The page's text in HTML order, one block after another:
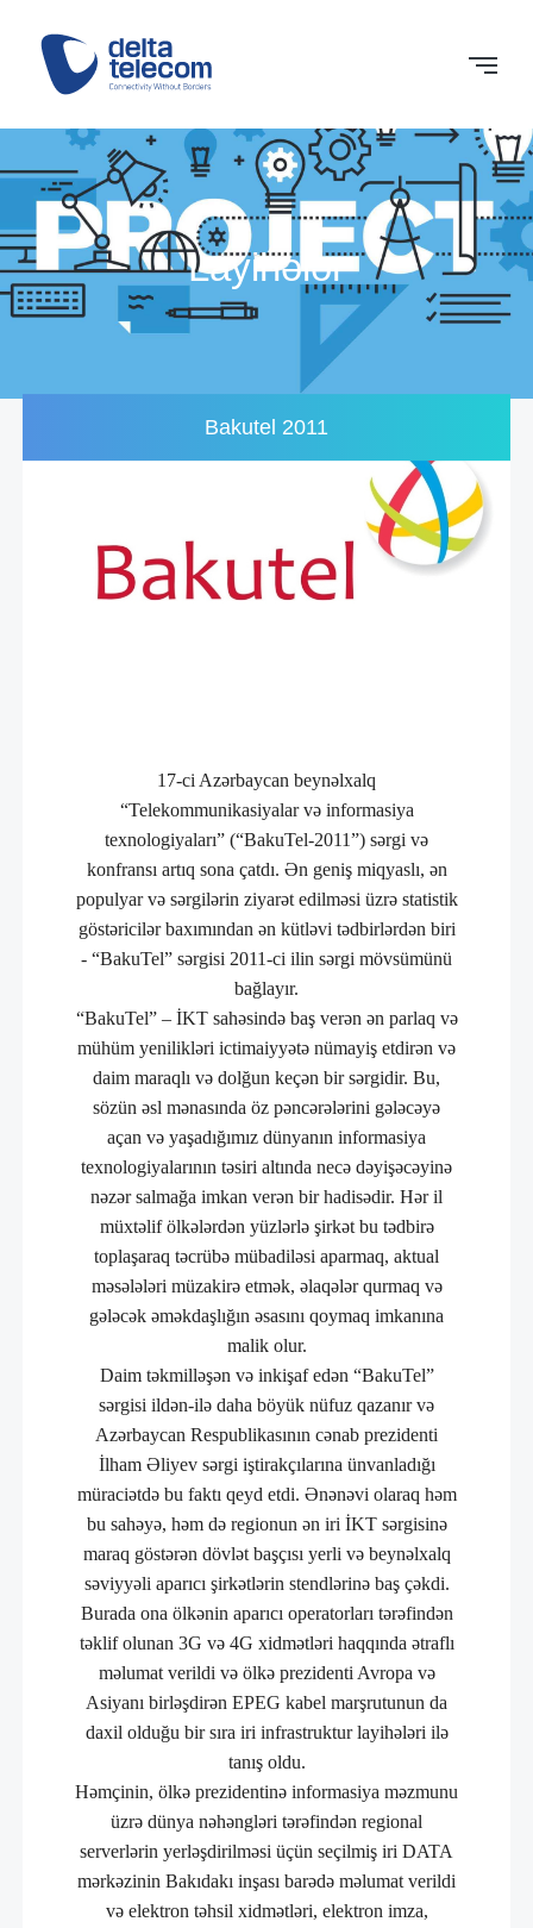
Layihələr
Bakutel 2011
17-ci Azərbaycan beynəlxalq
“Telekommunikasiyalar və informasiya
texnologiyaları” (“BakuTel-2011”) sərgi və
konfransı artıq sona çatdı. Ən geniş miqyaslı, ən
populyar və sərgilərin ziyarət edilməsi üzrə statistik
göstəricilər baxımından ən kütləvi tədbirlərdən biri
- “BakuTel” sərgisi 2011-ci ilin sərgi mövsümünü
bağlayır.
“BakuTel” – İKT sahəsində baş verən ən parlaq və
mühüm yenilikləri ictimaiyyətə nümayiş etdirən və
daim maraqlı və dolğun keçən bir sərgidir. Bu,
sözün əsl mənasında öz pəncərələrini gələcəyə
açan və yaşadığımız dünyanın informasiya
texnologiyalarının təsiri altında necə dəyişəcəyinə
nəzər salmağa imkan verən bir hadisədir. Hər il
müxtəlif ölkələrdən yüzlərlə şirkət bu tədbirə
toplaşaraq təcrübə mübadiləsi aparmaq, aktual
məsələləri müzakirə etmək, əlaqələr qurmaq və
gələcək əməkdaşlığın əsasını qoymaq imkanına
malik olur.
Daim təkmilləşən və inkişaf edən “BakuTel”
sərgisi ildən-ilə daha böyük nüfuz qazanır və
Azərbaycan Respublikasının cənab prezidenti
İlham Əliyev sərgi iştirakçılarına ünvanladığı
müraciətdə bu faktı qeyd etdi. Ənənəvi olaraq həm
bu sahəyə, həm də regionun ən iri İKT sərgisinə
maraq göstərən dövlət başçısı yerli və beynəlxalq
səviyyəli aparıcı şirkətlərin stendlərinə baş çəkdi.
Burada ona ölkənin aparıcı operatorları tərəfindən
təklif olunan 3G və 4G xidmətləri haqqında ətraflı
məlumat verildi və ölkə prezidenti Avropa və
Asiyanı birləşdirən EPEG kabel marşrutunun da
daxil olduğu bir sıra iri infrastruktur layihələri ilə
tanış oldu.
Həmçinin, ölkə prezidentinə informasiya məzmunu
üzrə dünya nəhəngləri tərəfindən regional
serverlərin yerləşdirilməsi üçün seçilmiş iri DATA
mərkəzinin Bakıdakı inşası barədə məlumat verildi
və elektron təhsil xidmətləri, elektron imza,